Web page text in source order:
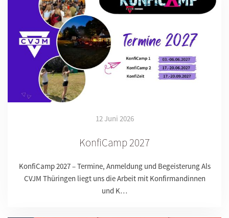
12 Juni 2026
KonfiCamp 2027
KonfiCamp 2027 – Termine, Anmeldung und Begeisterung Als
CVJM Thüringen liegt uns die Arbeit mit Konfirmandinnen
und K…